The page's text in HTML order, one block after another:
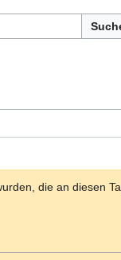
die an diesen